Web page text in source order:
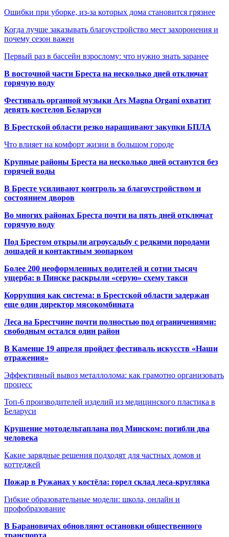
Ошибки при уборке, из-за которых дома становится грязнее
Когда лучше заказывать благоустройство мест захоронения и
почему сезон важен
Первый раз в бассейн взрослому: что нужно знать заранее
В восточной части Бреста на несколько дней отключат
горячую воду
Фестиваль органной музыки Ars Magna Organi охватит
девять костелов Беларуси
В Брестской области резко наращивают закупки БПЛА
Что влияет на комфорт жизни в большом городе
Крупные районы Бреста на несколько дней останутся без
горячей воды
В Бресте усиливают контроль за благоустройством и
состоянием дворов
Во многих районах Бреста почти на пять дней отключат
горячую воду
Под Брестом открыли агроусадьбу с редкими породами
лошадей и контактным зоопарком
Более 200 неоформленных водителей и сотни тысяч
ущерба: в Пинске раскрыли «серую» схему такси
Коррупция как система: в Брестской области задержан
еще один директор мясокомбината
Леса на Брестчине почти полностью под ограничениями:
свободным остался один район
В Каменце 19 апреля пройдет фестиваль искусств «Наши
отражения»
Эффективный вывоз металлолома: как грамотно организовать
процесс
Топ-6 производителей изделий из медицинского пластика в
Беларуси
Крушение мотодельтаплана под Минском: погибли два
человека
Какие зарядные решения подходят для частных домов и
коттеджей
Пожар в Ружанах у костёла: горел склад леса-кругляка
Гибкие образовательные модели: школа, онлайн и
профобразование
В Барановичах обновляют остановки общественного